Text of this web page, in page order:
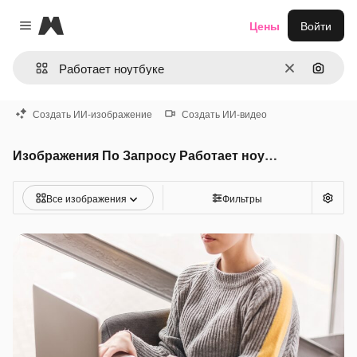
Close menu
Magnific
ОчиститьПоиск
Цены Войти
Создать ИИ-изображение Создать ИИ-видео
Изображения По Запросу Работает ноутбуке
Все изображения Фильтры